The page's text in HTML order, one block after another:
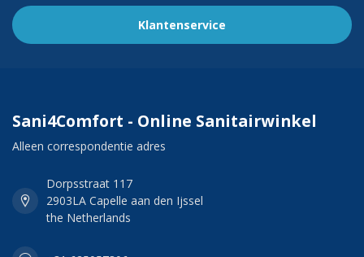
Klantenservice
Sani4Comfort - Online Sanitairwinkel
Alleen correspondentie adres
Dorpsstraat 117
2903LA Capelle aan den Ijssel
the Netherlands